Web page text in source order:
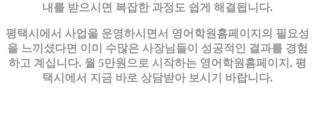
내를 받으시면 복잡한 과정도 쉽게 해결됩니다.
평택시에서 사업을 운영하시면서 영어학원홈페이지의 필요성
을 느끼셨다면 이미 수많은 사장님들이 성공적인 결과를 경험
하고 계십니다. 월 5만원으로 시작하는 영어학원홈페이지, 평
택시에서 지금 바로 상담받아 보시기 바랍니다.